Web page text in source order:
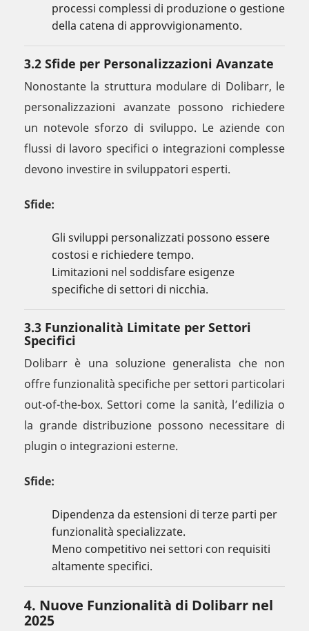
processi complessi di produzione o gestione
della catena di approvvigionamento.
3.2 Sfide per Personalizzazioni Avanzate
Nonostante la struttura modulare di Dolibarr, le
personalizzazioni avanzate possono richiedere
un notevole sforzo di sviluppo. Le aziende con
flussi di lavoro specifici o integrazioni complesse
devono investire in sviluppatori esperti.
Sfide:
Gli sviluppi personalizzati possono essere
costosi e richiedere tempo.
Limitazioni nel soddisfare esigenze
specifiche di settori di nicchia.
3.3 Funzionalità Limitate per Settori
Specifici
Dolibarr è una soluzione generalista che non
offre funzionalità specifiche per settori particolari
out-of-the-box. Settori come la sanità, l’edilizia o
la grande distribuzione possono necessitare di
plugin o integrazioni esterne.
Sfide:
Dipendenza da estensioni di terze parti per
funzionalità specializzate.
Meno competitivo nei settori con requisiti
altamente specifici.
4. Nuove Funzionalità di Dolibarr nel
2025